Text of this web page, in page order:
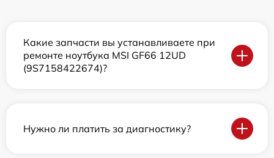
Какие запчасти вы устанавливаете при
ремонте ноутбука MSI GF66 12UD
(9S7158422674)?
Нужно ли платить за диагностику?